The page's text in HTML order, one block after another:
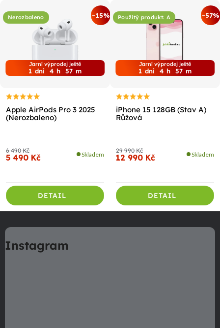
Nerozbaleno -15%
Jarní výprodej ještě
1 dni 4 h 57 m
Apple AirPods Pro 3 2025
(Nerozbaleno)
6 490 Kč
5 490 Kč Skladem
DETAIL
Použitý produkt: A -57%
Jarní výprodej ještě
1 dni 4 h 57 m
iPhone 15 128GB (Stav A)
Růžová
29 990 Kč
12 990 Kč Skladem
DETAIL
á
pInstagram